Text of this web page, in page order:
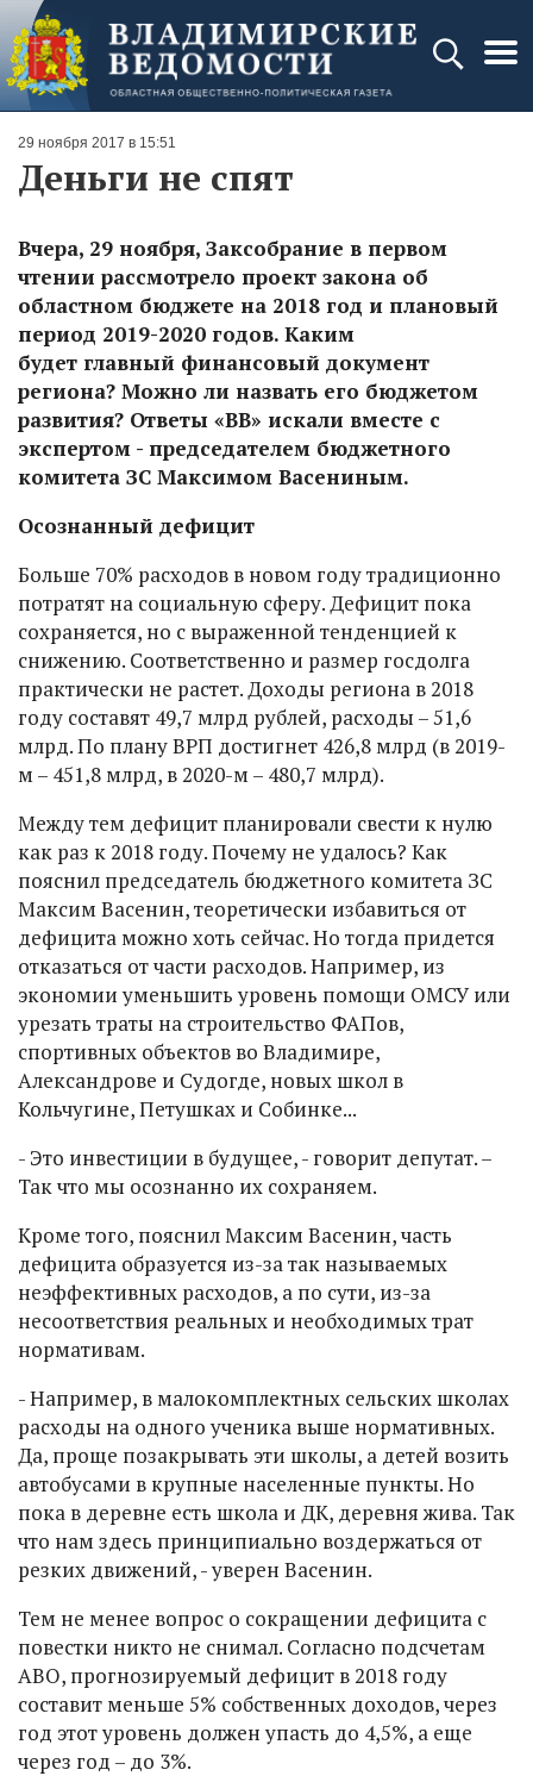
29 ноября 2017 в 15:51
Деньги не спят
Вчера, 29 ноября, Заксобрание в первом
чтении рассмотрело проект закона об
областном бюджете на 2018 год и плановый
период 2019-2020 годов. Каким
будет главный финансовый документ
региона? Можно ли назвать его бюджетом
развития? Ответы «ВВ» искали вместе с
экспертом - председателем бюджетного
комитета ЗС Максимом Васениным.
Осознанный дефицит
Больше 70% расходов в новом году традиционно
потратят на социальную сферу. Дефицит пока
сохраняется, но с выраженной тенденцией к
снижению. Соответственно и размер госдолга
практически не растет. Доходы региона в 2018
году составят 49,7 млрд рублей, расходы – 51,6
млрд. По плану ВРП достигнет 426,8 млрд (в 2019-
м – 451,8 млрд, в 2020-м – 480,7 млрд).
Между тем дефицит планировали свести к нулю
как раз к 2018 году. Почему не удалось? Как
пояснил председатель бюджетного комитета ЗС
Максим Васенин, теоретически избавиться от
дефицита можно хоть сейчас. Но тогда придется
отказаться от части расходов. Например, из
экономии уменьшить уровень помощи ОМСУ или
урезать траты на строительство ФАПов,
спортивных объектов во Владимире,
Александрове и Судогде, новых школ в
Кольчугине, Петушках и Собинке...
- Это инвестиции в будущее, - говорит депутат. –
Так что мы осознанно их сохраняем.
Кроме того, пояснил Максим Васенин, часть
дефицита образуется из-за так называемых
неэффективных расходов, а по сути, из-за
несоответствия реальных и необходимых трат
нормативам.
- Например, в малокомплектных сельских школах
расходы на одного ученика выше нормативных.
Да, проще позакрывать эти школы, а детей возить
автобусами в крупные населенные пункты. Но
пока в деревне есть школа и ДК, деревня жива. Так
что нам здесь принципиально воздержаться от
резких движений, - уверен Васенин.
Тем не менее вопрос о сокращении дефицита с
повестки никто не снимал. Согласно подсчетам
АВО, прогнозируемый дефицит в 2018 году
составит меньше 5% собственных доходов, через
год этот уровень должен упасть до 4,5%, а еще
через год – до 3%.